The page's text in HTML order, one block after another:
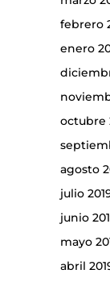
febrero
enero
octubre
agosto
julio
junio
mayo
abril